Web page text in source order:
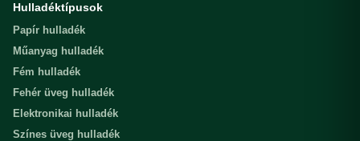
Hulladéktípusok
Papír hulladék
Műanyag hulladék
Fém hulladék
Fehér üveg hulladék
Elektronikai hulladék
Színes üveg hulladék